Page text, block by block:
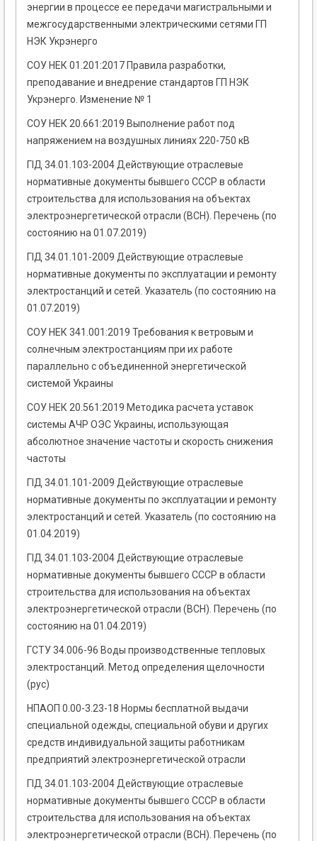
энергии в процессе ее передачи магистральными и
межгосударственными электрическими сетями ГП
НЭК Укрэнерго
СОУ НЕК 01.201:2017 Правила разработки,
преподавание и внедрение стандартов ГП НЭК
Укрэнерго. Изменение № 1
СОУ НЕК 20.661:2019 Выполнение работ под
напряжением на воздушных линиях 220-750 кВ
ГІД 34.01.103-2004 Действующие отраслевые
нормативные документы бывшего СССР в области
строительства для использования на объектах
электроэнергетической отрасли (ВСН). Перечень (по
состоянию на 01.07.2019)
ГІД 34.01.101-2009 Действующие отраслевые
нормативные документы по эксплуатации и ремонту
электростанций и сетей. Указатель (по состоянию на
01.07.2019)
СОУ НЕК 341.001:2019 Требования к ветровым и
солнечным электростанциям при их работе
параллельно с объединенной энергетической
системой Украины
СОУ НЕК 20.561:2019 Методика расчета уставок
системы АЧР ОЭС Украины, использующая
абсолютное значение частоты и скорость снижения
частоты
ГІД 34.01.101-2009 Действующие отраслевые
нормативные документы по эксплуатации и ремонту
электростанций и сетей. Указатель (по состоянию на
01.04.2019)
ГІД 34.01.103-2004 Действующие отраслевые
нормативные документы бывшего СССР в области
строительства для использования на объектах
электроэнергетической отрасли (ВСН). Перечень (по
состоянию на 01.04.2019)
ГСТУ 34.006-96 Воды производственные тепловых
электростанций. Метод определения щелочности
(рус)
НПАОП 0.00-3.23-18 Нормы бесплатной выдачи
специальной одежды, специальной обуви и других
средств индивидуальной защиты работникам
предприятий электроэнергетической отрасли
ГІД 34.01.103-2004 Действующие отраслевые
нормативные документы бывшего СССР в области
строительства для использования на объектах
электроэнергетической отрасли (ВСН). Перечень (по